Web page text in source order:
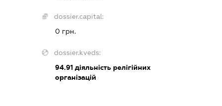
dossier.capital:
0 грн.
dossier.kveds:
94.91 діяльність релігійних
організацій